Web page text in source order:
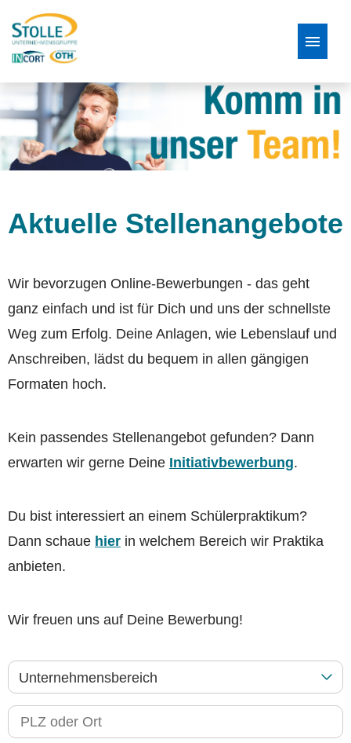
Stellenangebote
Bewerbungsprozess
Aktuelle Stellenangebote
Wir bevorzugen Online-Bewerbungen - das geht
ganz einfach und ist für Dich und uns der schnellste
Weg zum Erfolg. Deine Anlagen, wie Lebenslauf und
Anschreiben, lädst du bequem in allen gängigen
Formaten hoch.
Kein passendes Stellenangebot gefunden? Dann
erwarten wir gerne Deine Initiativbewerbung.
Du bist interessiert an einem Schülerpraktikum?
Dann schaue hier in welchem Bereich wir Praktika
anbieten.
Wir freuen uns auf Deine Bewerbung!
Unternehmensbereich